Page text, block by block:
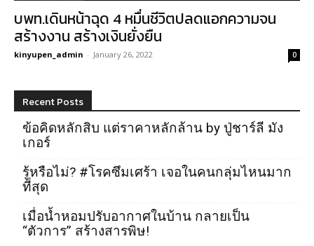
บพท.เดินหน้าฉุด 4 หมื่นชีวิตปลดแอกความจน
สร้างงาน สร้างเงินยั่งยืน
kinyupen_admin - January 26, 2022 0
Recent Posts
ข้อคิดหลักสิบ แต่ราคาหลักล้าน by ปู่ชาร์ลี มัง
เกอร์
รู้หรือไม่? #โรคซึมเศร้า เจอในคนกลุ่มไหนมาก
ที่สุด
เมื่อน้ำหอมปรับอากาศในบ้าน กลายเป็น
“ตัวการ” สร้างสารพิษ!